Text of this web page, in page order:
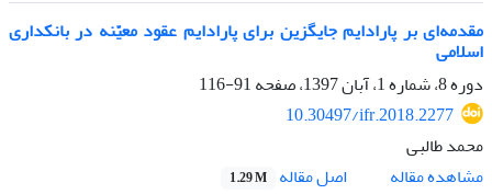
مقدمه‌ای بر پارادایم جایگزین برای پارادایم عقود معیّنه در بانکداری
اسلامی
دوره 8، شماره 1، آبان 1397، صفحه
91-116
10.30497/ifr.2018.2277
محمد طالبی
مشاهده مقاله
اصل مقاله 1.29 M